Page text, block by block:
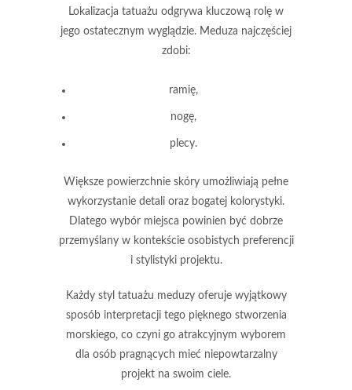
Lokalizacja tatuażu odgrywa kluczową rolę w
jego ostatecznym wyglądzie. Meduza najczęściej
zdobi:
ramię,
nogę,
plecy.
Większe powierzchnie skóry umożliwiają pełne
wykorzystanie detali oraz bogatej kolorystyki.
Dlatego wybór miejsca powinien być dobrze
przemyślany w kontekście osobistych preferencji
i stylistyki projektu.
Każdy styl tatuażu meduzy oferuje wyjątkowy
sposób interpretacjitego pięknego stworzenia
morskiego, co czyni go atrakcyjnym wyborem
dla osób pragnących mieć niepowtarzalny
projekt na swoim ciele.